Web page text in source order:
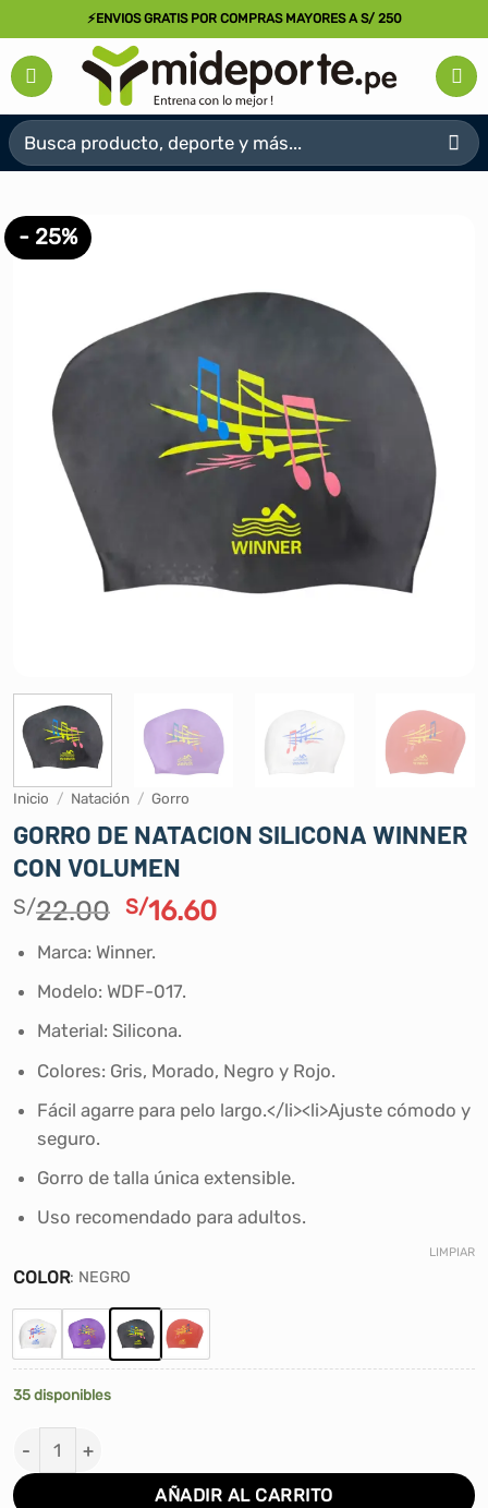
al
contenido
⚡ENVIOS GRATIS POR COMPRAS MAYORES A S/ 250
Buscar
por:
- 25%
Inicio / Natación / Gorro
GORRO DE NATACION SILICONA WINNER
CON VOLUMEN
S/22.00 El
original
era:
S/22.00.
S/16.60El
Marca: Winner.
Modelo: WDF-017.
Material: Silicona.
Colores: Gris, Morado, Negro y Rojo.
Fácil agarre para pelo largo.</li><li>Ajuste cómodo y
seguro.
Gorro de talla única extensible.
Uso recomendado para adultos.
COLOR: NEGRO
LIMPIAR
35 disponibles
GORRO DE NATACION SILICONA WINNER CON
AÑADIR AL CARRITO